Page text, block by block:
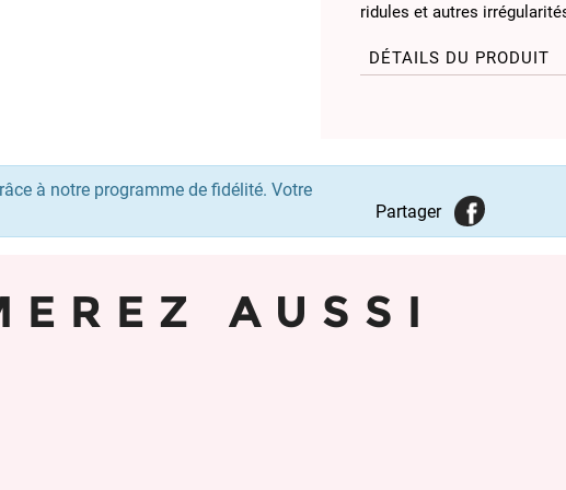
ridules et autres
DÉTAILS DU PRODUIT
Partager
à notre programme de fidélité. Votre
AUSSI